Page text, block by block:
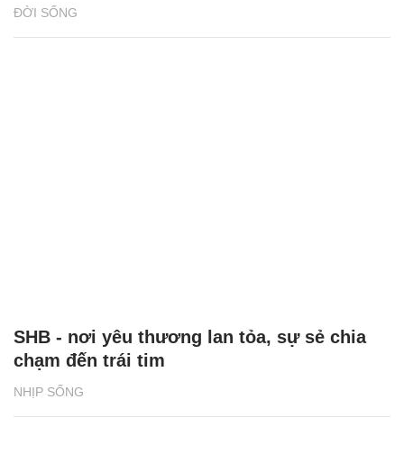
ĐỜI SỐNG
NHỊP SỐNG
SHB - nơi yêu thương lan tỏa, sự sẻ chia
chạm đến trái tim